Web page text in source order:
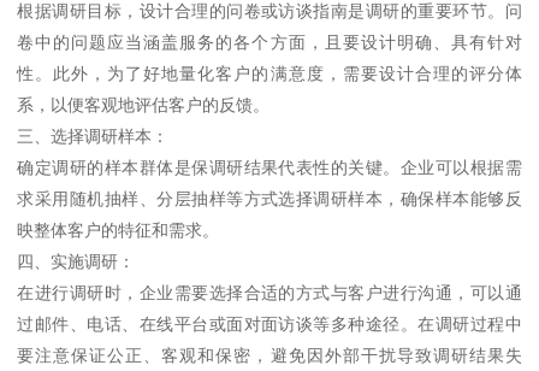
根据调研目标，设计合理的问卷或访谈指南是调研的重要环节。问
卷中的问题应当涵盖服务的各个方面，且要设计明确、具有针对
性。此外，为了好地量化客户的满意度，需要设计合理的评分体
系，以便客观地评估客户的反馈。
三、选择调研样本：
确定调研的样本群体是保调研结果代表性的关键。企业可以根据需
求采用随机抽样、分层抽样等方式选择调研样本，确保样本能够反
映整体客户的特征和需求。
四、实施调研：
在进行调研时，企业需要选择合适的方式与客户进行沟通，可以通
过邮件、电话、在线平台或面对面访谈等多种途径。在调研过程中
要注意保证公正、客观和保密，避免因外部干扰导致调研结果失